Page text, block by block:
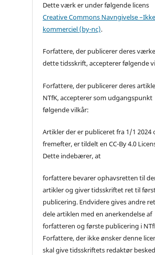
Dette værk er under følgende licens
Creative Commons Navngivelse
kommerciel (by-nc).
Forfattere, der publicerer deres
dette tidsskrift, accepterer følgende
Forfattere, der publicerer deres
NTfK, accepterer som udgangspunkt
følgende vilkår:
Artikler der er publiceret fra 1/1 2024
fremefter, er tildelt en CC-By 4.0
Dette indebærer, at
forfattere bevarer ophavsretten til
artikler og giver tidsskriftet ret til
publicering. Endvidere gives andre
dele artiklen med en anerkendelse af
forfatteren og første publicering i
Forfattere, der ikke ønsker denne
skal give tidsskriftets redaktør besked